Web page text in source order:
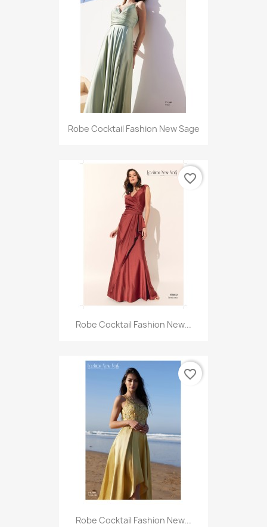
Robe Cocktail Fashion New Sage
Robe Cocktail Fashion New...
favorite_border
Robe Cocktail Fashion New...
favorite_border